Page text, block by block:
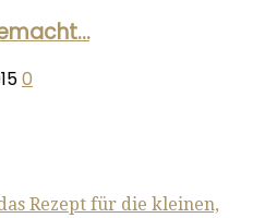
0
Rezept für die kleinen,